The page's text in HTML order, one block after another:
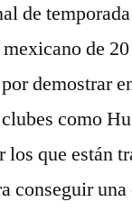
de
de
demostrar
como
que están
conseguir una